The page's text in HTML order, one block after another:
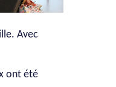
Avec
ont été